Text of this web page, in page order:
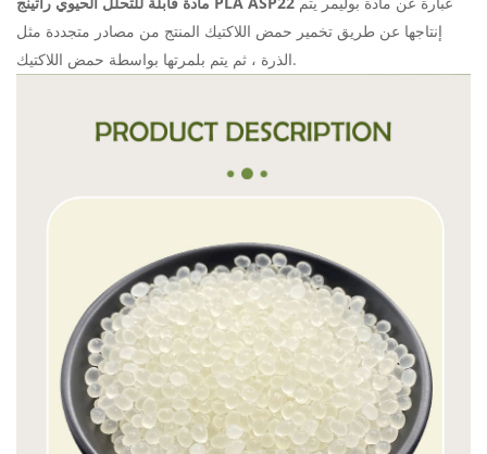
إنتاجها عن طريق تخمير حمض اللاكتيك المنتج من مصادر متجددة مثل
الذرة ، ثم يتم بلمرتها بواسطة حمض اللاكتيك.